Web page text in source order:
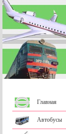
Главная
Автобусы